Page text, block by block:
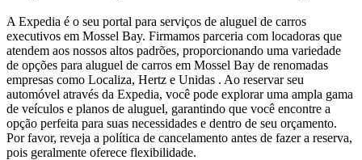
A Expedia é o seu portal para serviços de aluguel de carros
executivos em Mossel Bay. Firmamos parceria com locadoras que
atendem aos nossos altos padrões, proporcionando uma variedade
de opções para aluguel de carros em Mossel Bay de renomadas
empresas como Localiza, Hertz e Unidas . Ao reservar seu
automóvel através da Expedia, você pode explorar uma ampla gama
de veículos e planos de aluguel, garantindo que você encontre a
opção perfeita para suas necessidades e dentro de seu orçamento.
Por favor, reveja a política de cancelamento antes de fazer a reserva,
pois geralmente oferece flexibilidade.